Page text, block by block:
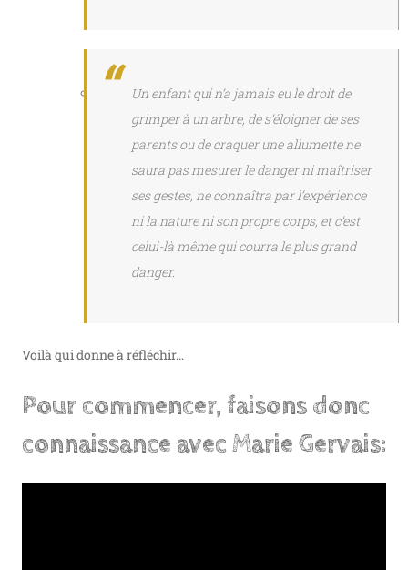
Un enfant qui n’a jamais eu le droit de
grimper à un arbre, de s’éloigner de ses
parents ou de craquer une allumette ne
saura pas mesurer le danger ni maîtriser
ses gestes, ne connaîtra par l’expérience
ni la nature ni son propre corps, et c’est
celui-là même qui courra le plus grand
danger.
Voilà qui donne à réfléchir…
Pour commencer, faisons donc
connaissance avec Marie Gervais: